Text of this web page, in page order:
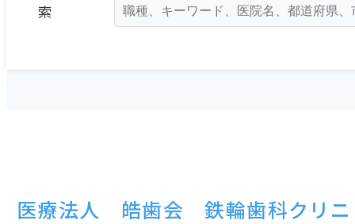
索
医療法人 皓歯会 鉄輪歯科クリニ